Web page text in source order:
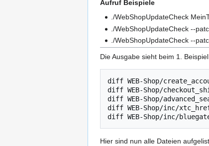
Aufruf Beispiele
./WebShopUpdateCheck
./WebShopUpdateCheck --
./WebShopUpdateCheck --
Die Ausgabe sieht beim 1.
diff WEB-Shop/
diff WEB-Shop/
diff WEB-Shop/
diff WEB-Shop/inc/
diff WEB-Shop/inc/
Hier sind nun alle Dateien